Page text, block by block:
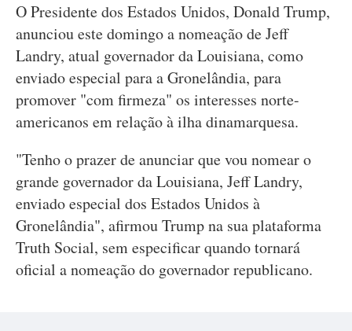
O Presidente dos Estados Unidos, Donald Trump,
anunciou este domingo a nomeação de Jeff
Landry, atual governador da Louisiana, como
enviado especial para a Gronelândia, para
promover "com firmeza" os interesses norte-
americanos em relação à ilha dinamarquesa.
"Tenho o prazer de anunciar que vou nomear o
grande governador da Louisiana, Jeff Landry,
enviado especial dos Estados Unidos à
Gronelândia", afirmou Trump na sua plataforma
Truth Social, sem especificar quando tornará
oficial a nomeação do governador republicano.